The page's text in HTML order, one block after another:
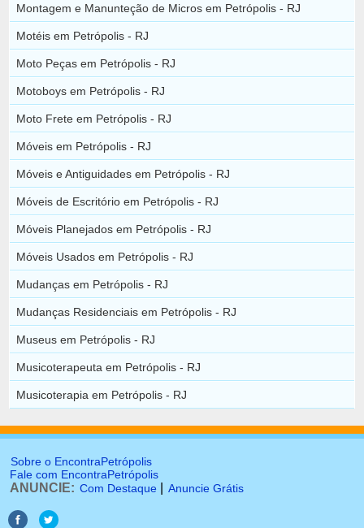
Montagem e Manunteção de Micros em Petrópolis - RJ
Motéis em Petrópolis - RJ
Moto Peças em Petrópolis - RJ
Motoboys em Petrópolis - RJ
Moto Frete em Petrópolis - RJ
Móveis em Petrópolis - RJ
Móveis e Antiguidades em Petrópolis - RJ
Móveis de Escritório em Petrópolis - RJ
Móveis Planejados em Petrópolis - RJ
Móveis Usados em Petrópolis - RJ
Mudanças em Petrópolis - RJ
Mudanças Residenciais em Petrópolis - RJ
Museus em Petrópolis - RJ
Musicoterapeuta em Petrópolis - RJ
Musicoterapia em Petrópolis - RJ
Sobre o EncontraPetrópolis
Fale com EncontraPetrópolis
ANUNCIE: Com Destaque Anuncie Grátis